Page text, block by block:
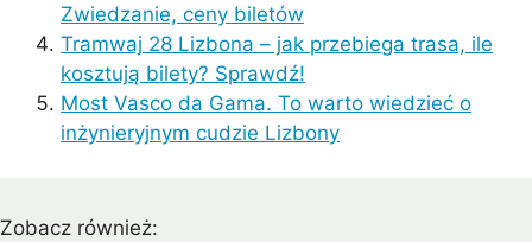
Zwiedzanie, ceny biletów
Tramwaj 28 Lizbona – jak przebiega trasa, ile
kosztują bilety? Sprawdź!
Most Vasco da Gama. To warto wiedzieć o
inżynieryjnym cudzie Lizbony
Zobacz również: